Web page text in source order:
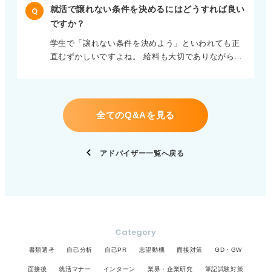
潔感をベースに、あなたらしさがほんのり伝わる服
装で、夏の学生生活を乗り切っていきましょう！
ろです。 もしコート掛けがあり、使うよう勧められ
た場合は、そのときは利用して問題ありません。退
ります。 もちろん「寒いので着て行ってください」
と声を掛けられた場合は、そのまま着ても大丈夫で
で、今のうちに自然に身に付けると安心です。
す。基本は早く、丁寧に、簡潔にすることが大事で
す。 返信は24時間以内、できれば平日の9〜18時に
予約送信で十分です。 形式を整えて相手の手間を減
らす工夫をしよう 候補日が合わないときは、無理に
す。 たとえば「12/20午前」「12/21午後」など幅を
持たせると、担当者が調整しやすくなります。件名
は Re: を残し変更せず、最後に「（大学名・氏
挨拶、お礼、要件、締めの順で進め。、記号の多用
Q
就活で譲れない条件を決めるにはどうすれば良い
ですか？
学生で「譲れない条件を決めよう」といわれても正
直むずかしいですよね。 給料も大切でありながら、
よく使う考え方に、Will・Can・Mustがあります。
自己分析やキャリアデザインの基本フレームワーク
です。 Willはやりたいこと、Canはできること、
ら優先順位を付けて自分らしく輝く！ この三つを書
境が良い」などです。 さらに、なぜそれが大切かを
近は働きやすさや成長機会を重視する人が多いです
が、最終的に決めるのはあなた自身です。 あなたら
全てのQ&Aを見る
アドバイザー一覧へ戻る
Category
書類選考 自己分析 自己PR 志望動機 面接対策 GD・GW
面接後 就活マナー インターン 業界・企業研究 筆記試験対策